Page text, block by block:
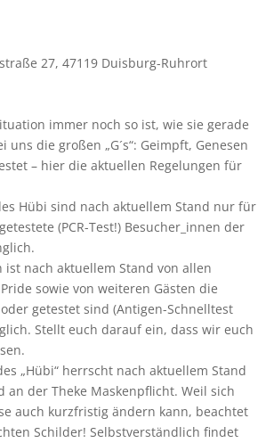
27, 47119 Duisburg-Ruhrort
immer noch so ist, wie sie gerade
uns die großen „G´s“: Geimpft, Genesen
– hier die aktuellen Regelungen für
Hübi sind nach aktuellem Stand nur für
(PCR-Test!) Besucher_innen der
ist nach aktuellem Stand von allen
sowie von weiteren Gästen die
getestet sind (Antigen-Schnelltest
Stellt euch darauf ein, dass wir euch
„Hübi“ herrscht nach aktuellem Stand
an der Theke Maskenpflicht. Weil sich
auch kurzfristig ändern kann, beachtet
Schilder! Selbstverständlich findet